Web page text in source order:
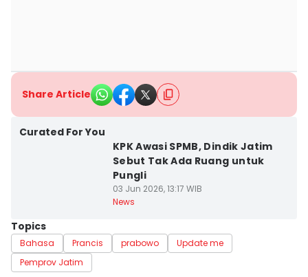
Share Article
Curated For You
KPK Awasi SPMB, Dindik Jatim
Sebut Tak Ada Ruang untuk
Pungli
03 Jun 2026, 13:17 WIB
News
Topics
Bahasa Prancis prabowo
Update me
Pemprov Jatim